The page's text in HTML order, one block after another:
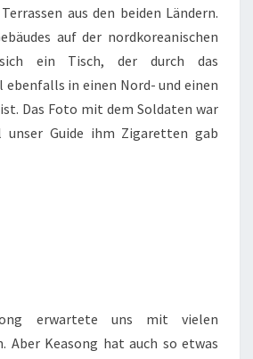
aus den beiden Ländern.
auf der nordkoreanischen
ein Tisch, der durch das
ebenfalls in einen Nord- und einen
Das Foto mit dem Soldaten war
unser Guide ihm Zigaretten gab
erwartete uns mit vielen
Aber Keasong hat auch so etwas